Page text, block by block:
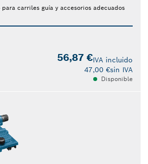
carriles guía y accesorios adecuados
56,87 €IVA incluido
47,00 €sin IVA
Disponible